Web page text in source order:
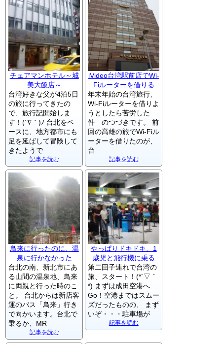
チェアマンホテル～城
美大飯店～
台湾好きな父が4泊5日
の旅に行ってきたの
で、旅行記開始しま
す！(´∇｀)ﾉ 台北をベ
ースに、地方都市にも
足を延ばして冒険して
きたようで
記事を読む
iVideo台湾駅前店でWi-
Fiルーターを借りる
年末年始の台湾旅行、
Wi-Fiルーターを借りよ
うとしたら苦労した
件 のつづきです。 前
回の高雄の旅でWi-Fiル
ーターを借りたのが、
台
記事を読む
鳥来に行ったのに、温
泉に行かなかった
台北の南、新北市にあ
る山間の温泉地、鳥来
に両親と行った時のこ
と。 台北からは新店客
運のバス「鳥来」行き
で向かいます。台北で
乗るか、MR
記事を読む
やっぱりドキドキ、1
歳児と飛行機に乗る
第二回子連れで台湾の
旅、スタート！(*´▽｀
*) まずは成田空港へ
Go！空港まではスムー
ズだったものの、 まず
いぞ・・・駐車場が
記事を読む